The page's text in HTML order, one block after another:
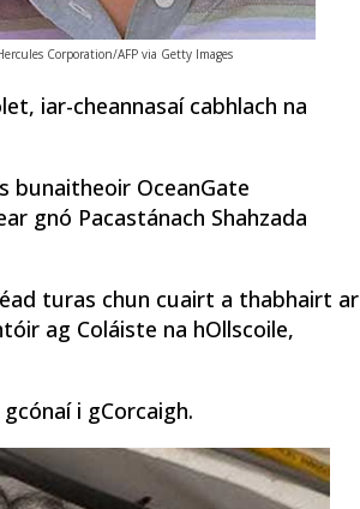
Corporation/AFP via Getty Images
iar-cheannasaí cabhlach na
bunaitheoir OceanGate
gnó Pacastánach Shahzada
turas chun cuairt a thabhairt ar
ag Coláiste na hOllscoile,
i gCorcaigh.